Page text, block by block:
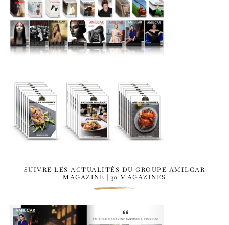
SUIVRE LES ACTUALITÉS DU GROUPE AMILCAR
MAGAZINE | 30 MAGAZINES